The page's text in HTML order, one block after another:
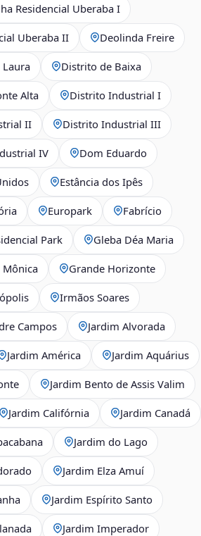
Residencial Uberaba I
Uberaba II Deolinda Freire
Distrito de Baixa
Alta Distrito Industrial I
II Distrito Industrial III
IV Dom Eduardo
Estância dos Ipês
Europark Fabrício
Park Gleba Déa Maria
Mônica Grande Horizonte
Irmãos Soares
Campos Jardim Alvorada
Jardim América Jardim Aquárius
Jardim Bento de Assis Valim
Jardim Califórnia Jardim Canadá
Jardim do Lago
Jardim Elza Amuí
Jardim Espírito Santo
Jardim Imperador